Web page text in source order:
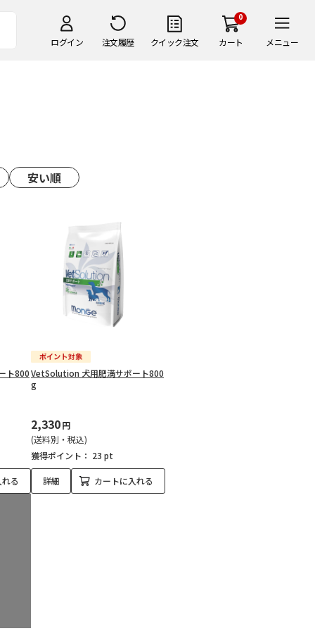
ログイン 注文履歴 クイック注文
0
カート メニュー
安い順
ト800
る
VetSolution 犬用肥満サポート800
g
2,330円
(送料別・税込)
獲得ポイント： 23 pt
詳細 カートに入れる